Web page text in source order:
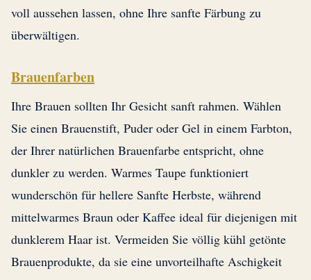
voll aussehen lassen, ohne Ihre sanfte Färbung zu
überwältigen.
Brauenfarben
Ihre Brauen sollten Ihr Gesicht sanft rahmen. Wählen
Sie einen Brauenstift, Puder oder Gel in einem Farbton,
der Ihrer natürlichen Brauenfarbe entspricht, ohne
dunkler zu werden. Warmes Taupe funktioniert
wunderschön für hellere Sanfte Herbste, während
mittelwarmes Braun oder Kaffee ideal für diejenigen mit
dunklerem Haar ist. Vermeiden Sie völlig kühl getönte
Brauenprodukte, da sie eine unvorteilhafte Aschigkeit